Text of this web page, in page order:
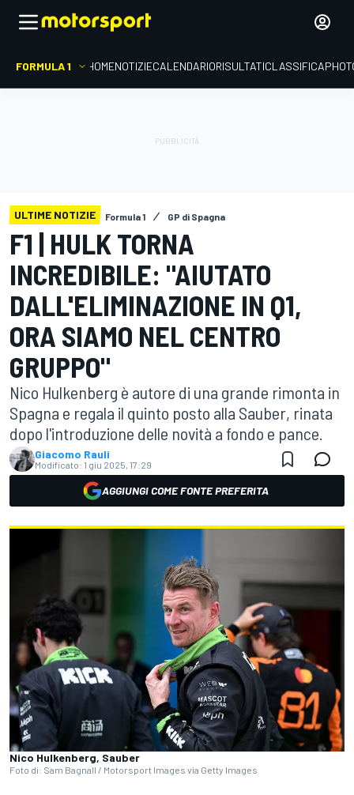
FORMULA 1 HOMENOTIZIECALENDARIORISULTATICLASSIFICA
ULTIME NOTIZIE Formula 1 GP di Spagna
F1 | HULK TORNA
INCREDIBILE: "AIUTATO
DALL'ELIMINAZIONE IN Q1,
ORA SIAMO NEL CENTRO
GRUPPO"
Nico Hulkenberg è autore di una grande rimonta in
Spagna e regala il quinto posto alla Sauber, rinata
dopo l'introduzione delle novità a fondo e pance.
Giacomo Rauli
Modificato: 1 giu 2025, 17:29
AGGIUNGI COME FONTE PREFERITA
Nico Hulkenberg, Sauber
Foto di: Sam Bagnall / Motorsport Images via Getty Images